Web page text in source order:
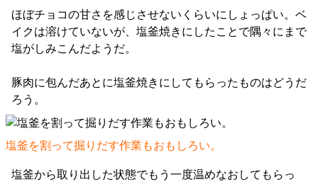
ほぼチョコの甘さを感じさせないくらいにしょっぱい。ベ
イクは溶けていないが、塩釜焼きにしたことで隅々にまで
塩がしみこんだようだ。
豚肉に包んだあとに塩釜焼きにしてもらったものはどうだ
ろう。
塩釜を割って掘りだす作業もおもしろい。
塩釜から取り出した状態でもう一度温めなおしてもらっ